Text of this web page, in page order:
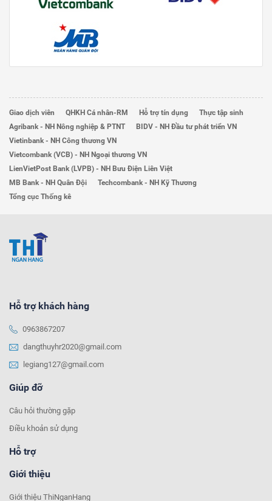
Giao dịch viên QHKH Cá nhân-RM Hỗ trợ tín dụng
Thực tập sinh
Agribank - NH Nông nghiệp & PTNT
BIDV - NH Đầu tư phát triển VN
Vietinbank - NH Công thương VN
Vietcombank (VCB) - NH Ngoại thương VN
LienVietPost Bank (LVPB) - NH Bưu Điện Liên Việt
MB Bank - NH Quân Đội
Techcombank - NH Kỹ Thương
Tổng cục Thống kê
Hỗ trợ khách hàng
0963867207
dangthuyhr2020@gmail.com
legiang127@gmail.com
Giúp đỡ
Câu hỏi thường gặp
Điều khoản sử dụng
Hỗ trợ
Giới thiệu
Giới thiệu ThiNganHang